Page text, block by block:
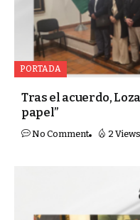
PORTADA
Tras el acuerdo,
papel”
No Comment 2 Views